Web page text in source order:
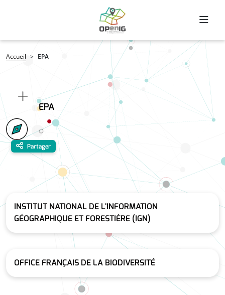
Fil d'Ariane
Accueil EPA
EPA
Partager
INSTITUT NATIONAL DE L'INFORMATION
GÉOGRAPHIQUE ET FORESTIÈRE (IGN)
OFFICE FRANÇAIS DE LA BIODIVERSITÉ